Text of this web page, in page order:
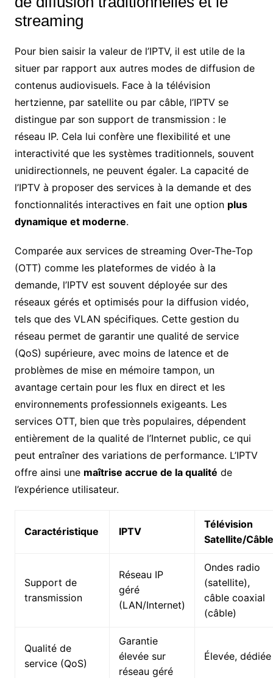
streaming
Pour bien saisir la valeur de l’IPTV, il est utile de la
situer par rapport aux autres modes de diffusion de
contenus audiovisuels. Face à la télévision
hertzienne, par satellite ou par câble, l’IPTV se
distingue par son support de transmission : le
réseau IP. Cela lui confère une flexibilité et une
interactivité que les systèmes traditionnels, souvent
unidirectionnels, ne peuvent égaler. La capacité de
l’IPTV à proposer des services à la demande et des
fonctionnalités interactives en fait une option plus
dynamique et moderne.
Comparée aux services de streaming Over-The-Top
(OTT) comme les plateformes de vidéo à la
demande, l’IPTV est souvent déployée sur des
réseaux gérés et optimisés pour la diffusion vidéo,
tels que des VLAN spécifiques. Cette gestion du
réseau permet de garantir une qualité de service
(QoS) supérieure, avec moins de latence et de
problèmes de mise en mémoire tampon, un
avantage certain pour les flux en direct et les
environnements professionnels exigeants. Les
services OTT, bien que très populaires, dépendent
entièrement de la qualité de l’Internet public, ce qui
peut entraîner des variations de performance. L’IPTV
offre ainsi une maîtrise accrue de la qualité de
l’expérience utilisateur.
Caractéristique IPTV
Télévision
Satellite/Câble
Support de
transmission
Réseau IP
géré
(LAN/Internet)
Ondes radio
(satellite),
câble coaxial
(câble)
Qualité de
service (QoS)
Garantie
élevée sur
réseau géré
Élevée, dédiée